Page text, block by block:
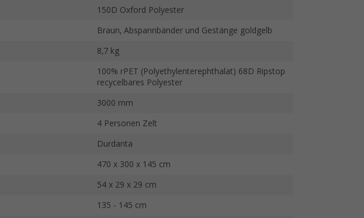
150D Oxford Polyester
Braun, Abspannbänder und Gestänge goldgelb
8,7 kg
100% rPET (Polyethylenterephthalat) 68D Ripstop
recycelbares Polyester
3000 mm
4 Personen Zelt
Durdanta
470 x 300 x 145 cm
54 x 29 x 29 cm
135 - 145 cm